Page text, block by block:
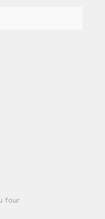
four